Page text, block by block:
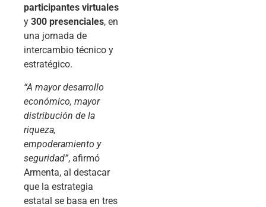
participantes virtuales
y 300 presenciales, en
una jornada de
intercambio técnico y
estratégico.
“A mayor desarrollo
económico, mayor
distribución de la
riqueza,
empoderamiento y
seguridad”, afirmó
Armenta, al destacar
que la estrategia
estatal se basa en tres